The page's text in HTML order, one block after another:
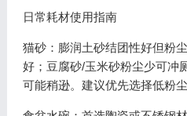
日常耗材使用指南
猫砂：膨润土砂结团性好但粉
好；豆腐砂/玉米砂粉尘少可冲
可能稍逊。建议优先选择低粉